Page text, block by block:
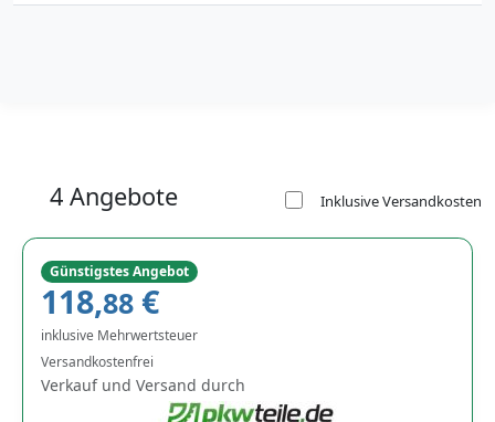
4 Angebote Inklusive Versandkosten
Günstigstes Angebot
118,88 €
inklusive Mehrwertsteuer
Versandkostenfrei
Verkauf und Versand durch